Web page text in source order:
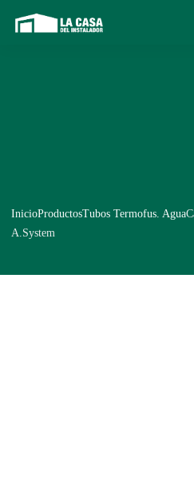
InicioProductosTubos Termofus. Agua
A.System